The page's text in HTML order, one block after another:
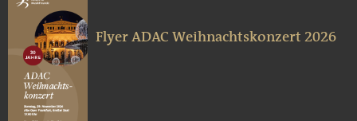
Flyer ADAC Weihnachtskonzert 2026